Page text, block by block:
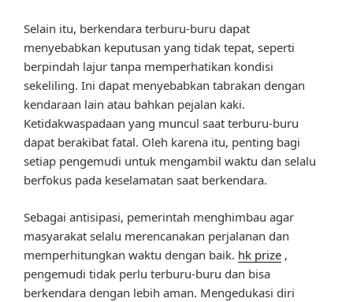
Selain itu, berkendara terburu-buru dapat
menyebabkan keputusan yang tidak tepat, seperti
berpindah lajur tanpa memperhatikan kondisi
sekeliling. Ini dapat menyebabkan tabrakan dengan
kendaraan lain atau bahkan pejalan kaki.
Ketidakwaspadaan yang muncul saat terburu-buru
dapat berakibat fatal. Oleh karena itu, penting bagi
setiap pengemudi untuk mengambil waktu dan selalu
berfokus pada keselamatan saat berkendara.
Sebagai antisipasi, pemerintah menghimbau agar
masyarakat selalu merencanakan perjalanan dan
memperhitungkan waktu dengan baik. hk prize ,
pengemudi tidak perlu terburu-buru dan bisa
berkendara dengan lebih aman. Mengedukasi diri